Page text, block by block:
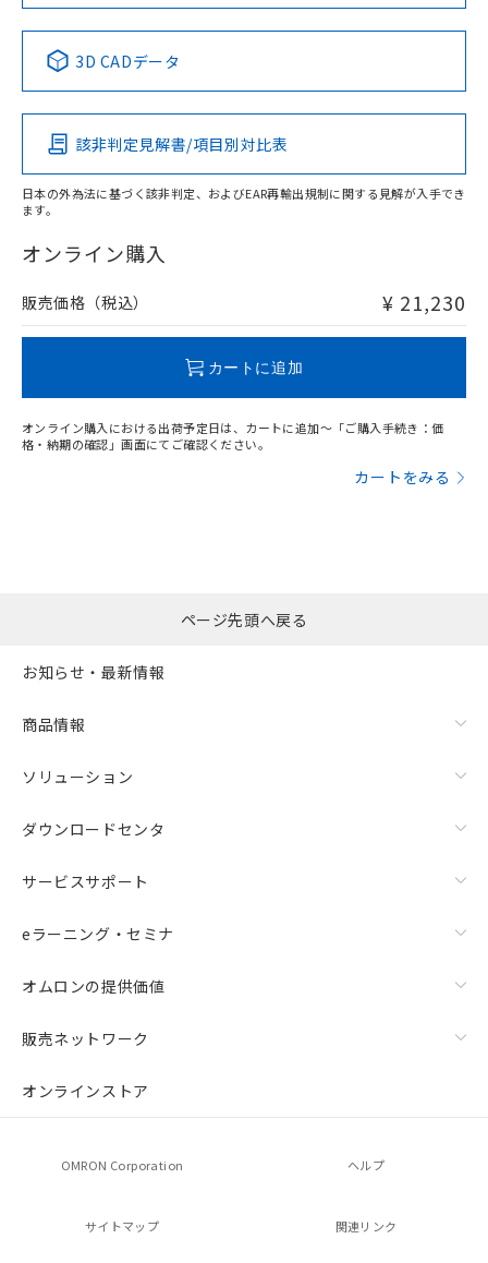
鉄材
l: 4mm以上、φd: 30mm以上、D: 4mm以上、m: 28mm以
アルミ材
l: 12mm以上、φd: 70mm以上、D: 12mm以上、m: 28mm
Pb Hg Cd Cr(VI)
O
在庫等で未対応品が混在する可能性があります。
問い合わせください。
No No No No
この製品の規格認証/適合状況ページへ
その他の認証はこちらのページからご検索ください
3D CADデータ
該非判定見解書/項目別対比表
日本の外為法に基づく該非判定、およびEAR再輸出規制に関する見解が入手でき
ます。
オンライン購入
販売価格（税込） ¥ 21,230
カートに追加
オンライン購入における出荷予定日は、カートに追加～「ご購入手続き：価
格・納期の確認」画面にてご確認ください。
カートをみる
ページ先頭へ戻る
お知らせ・最新情報
商品情報
ソリューション
ダウンロードセンタ
サービスサポート
eラーニング・セミナ
オムロンの提供価値
販売ネットワーク
オンラインストア
OMRON Corporation ヘルプ
サイトマップ 関連リンク